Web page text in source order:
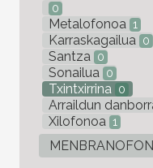
0
Metalofonoa 1
Karraskagailua 0
Santza 0
Sonailua 0
Txintxirrina 0
Arraildun
Xilofonoa 1